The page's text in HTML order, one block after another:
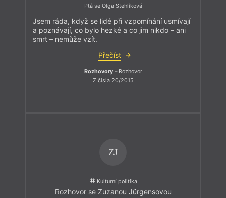
Ptá se Olga Stehlíková
Jsem ráda, když se lidé při vzpomínání usmívají
a poznávají, co bylo hezké a co jim nikdo – ani
smrt – nemůže vzít.
Přečíst
Rozhovory– Rozhovor
Z čísla 20/2015
ZJ
Kulturní politika
Rozhovor se Zuzanou Jürgensovou